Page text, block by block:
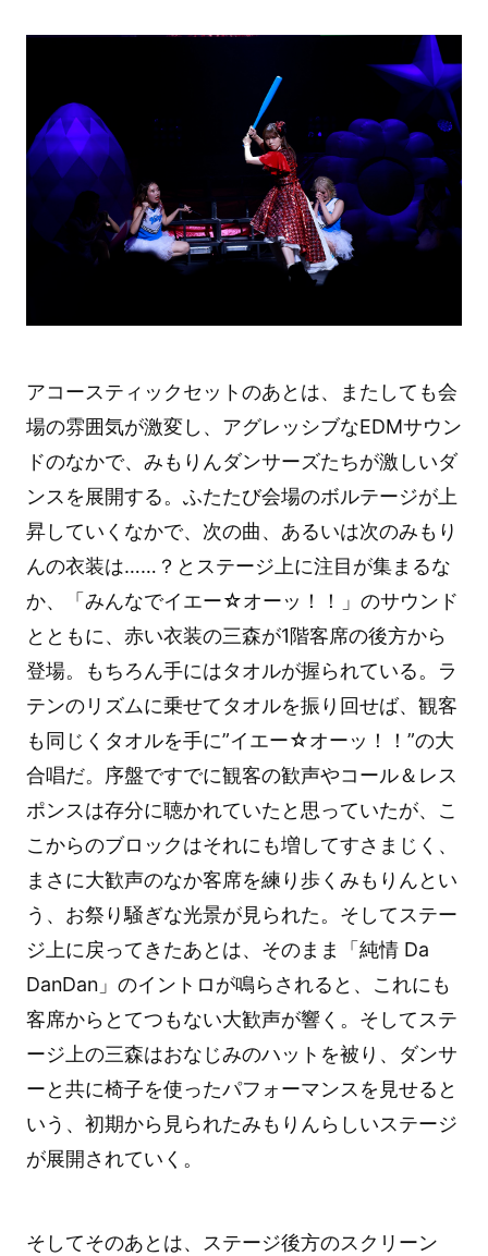
アコースティックセットのあとは、またしても会
場の雰囲気が激変し、アグレッシブなEDMサウン
ドのなかで、みもりんダンサーズたちが激しいダ
ンスを展開する。ふたたび会場のボルテージが上
昇していくなかで、次の曲、あるいは次のみもり
んの衣装は……？とステージ上に注目が集まるな
か、「みんなでイエー☆オーッ！！」のサウンド
とともに、赤い衣装の三森が1階客席の後方から
登場。もちろん手にはタオルが握られている。ラ
テンのリズムに乗せてタオルを振り回せば、観客
も同じくタオルを手に”イエー☆オーッ！！”の大
合唱だ。序盤ですでに観客の歓声やコール＆レス
ポンスは存分に聴かれていたと思っていたが、こ
こからのブロックはそれにも増してすさまじく、
まさに大歓声のなか客席を練り歩くみもりんとい
う、お祭り騒ぎな光景が見られた。そしてステー
ジ上に戻ってきたあとは、そのまま「純情 Da
DanDan」のイントロが鳴らされると、これにも
客席からとてつもない大歓声が響く。そしてステ
ージ上の三森はおなじみのハットを被り、ダンサ
ーと共に椅子を使ったパフォーマンスを見せると
いう、初期から見られたみもりんらしいステージ
が展開されていく。
そしてそのあとは、ステージ後方のスクリーン